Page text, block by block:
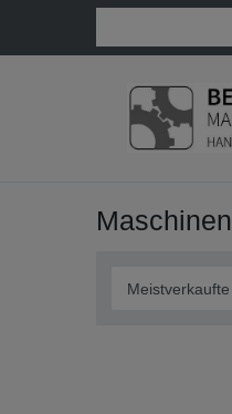
Maschinen